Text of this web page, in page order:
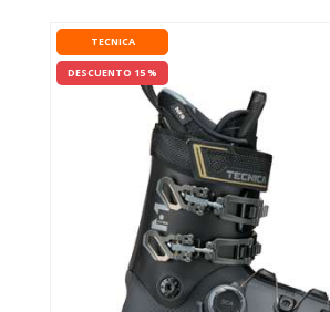
TECNICA
DESCUENTO 15 %